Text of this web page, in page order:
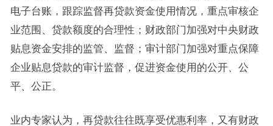
电子台账，跟踪监督再贷款资金使用情况，重点审核企
业范围、贷款额度的合理性；财政部门加强对中央财政
贴息资金安排的监管、监督；审计部门加强对重点保障
企业贴息贷款的审计监督，促进资金使用的公开、公
平、公正。
业内专家认为，再贷款往往既享受优惠利率，又有财政